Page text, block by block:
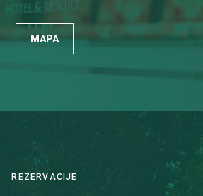
MAPA
REZERVACIJE